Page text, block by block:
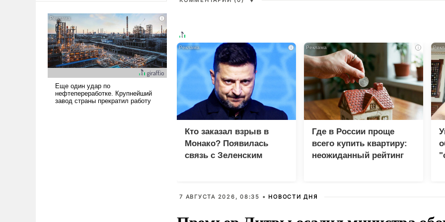
Сложившаяся ситуация
означает многолетний период
уязвимости США, например,
перед Китаем.
i
Кто заказал взрыв в
Монако? Появилась
связь с Зеленским
i
Где в России проще
всего купить квартиру:
неожиданный рейтинг
7 АВГУСТА 2026, 08:35 • НОВОСТИ ДНЯ